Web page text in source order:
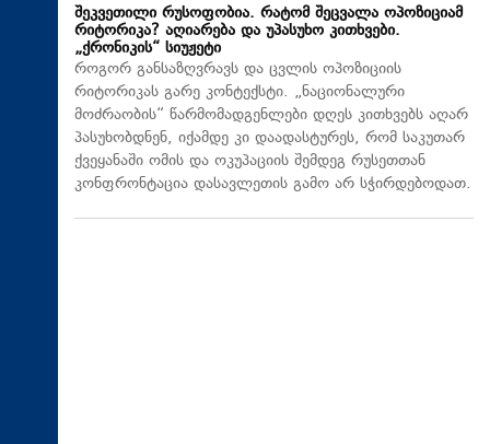
შეკვეთილი რუსოფობია. რატომ შეცვალა ოპოზიციამ
რიტორიკა? აღიარება და უპასუხო კითხვები.
„ქრონიკის“ სიუჟეტი
როგორ განსაზღვრავს და ცვლის ოპოზიციის
რიტორიკას გარე კონტექსტი. „ნაციონალური
მოძრაობის“ წარმომადგენლები დღეს კითხვებს აღარ
პასუხობდნენ, იქამდე კი დაადასტურეს, რომ საკუთარ
ქვეყანაში ომის და ოკუპაციის შემდეგ რუსეთთან
კონფრონტაცია დასავლეთის გამო არ სჭირდებოდათ.